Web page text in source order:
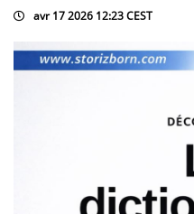
avr 17 2026 12:23 CEST